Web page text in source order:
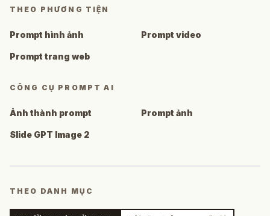
THEO PHƯƠNG TIỆN
Prompt hình ảnh Prompt video
Prompt trang web
CÔNG CỤ PROMPT AI
Ảnh thành prompt Prompt ảnh
Slide GPT Image 2
THEO DANH MỤC